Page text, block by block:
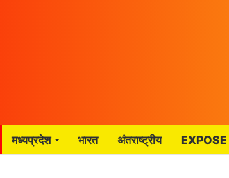
मध्यप्रदेश भारत अंतराष्ट्रीय EXPOSE